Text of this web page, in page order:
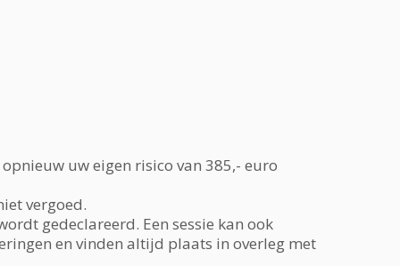
uw eigen risico van 385,- euro
vergoed.
gedeclareerd. Een sessie kan ook
en vinden altijd plaats in overleg met